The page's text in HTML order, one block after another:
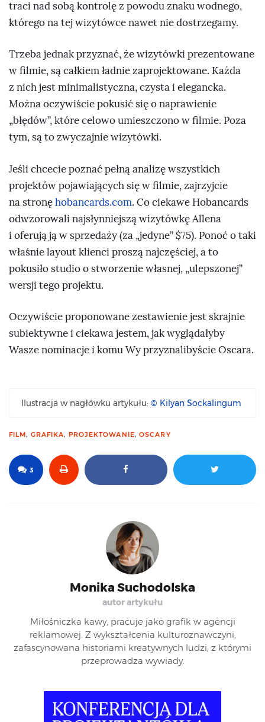
traci nad sobą kontrolę z powodu znaku wodnego,
którego na tej wizytówce nawet nie dostrzegamy.
Trzeba jednak przyznać, że wizytówki prezentowane
w filmie, są całkiem ładnie zaprojektowane. Każda
z nich jest minimalistyczna, czysta i elegancka.
Można oczywiście pokusić się o naprawienie
„błędów”, które celowo umieszczono w filmie. Poza
tym, są to zwyczajnie wizytówki.
Jeśli chcecie poznać pełną analizę wszystkich
projektów pojawiających się w filmie, zajrzyjcie
na stronęhobancards.com. Co ciekawe Hobancards
odwzorowali najsłynniejszą wizytówkę Allena
i oferują ją w sprzedaży (za „jedyne” $75). Ponoć o taki
właśnie layout klienci proszą najczęściej, a to
pokusiło studio o stworzenie własnej, „ulepszonej”
wersji tego projektu.
Oczywiście proponowane zestawienie jest skrajnie
subiektywne i ciekawa jestem, jak wyglądałyby
Wasze nominacje i komu Wy przyznalibyście Oscara.
Ilustracja w nagłówku artykułu: © Kilyan Sockalingum
FILM, GRAFIKA, PROJEKTOWANIE,OSCARY
3
Monika Suchodolska
autor artykułu
Miłośniczka kawy, pracuje jako grafik w agencji
reklamowej. Z wykształcenia kulturoznawczyni,
zafascynowana historiami kreatywnych ludzi, z którymi
przeprowadza wywiady.